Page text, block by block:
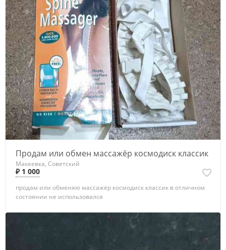
Продам или обмен массажёр космодиск классик
Макеевка, Советский
₽ 1 000
продам или обменяю массажёр космодиск классик в отличном
состоянии не использовался